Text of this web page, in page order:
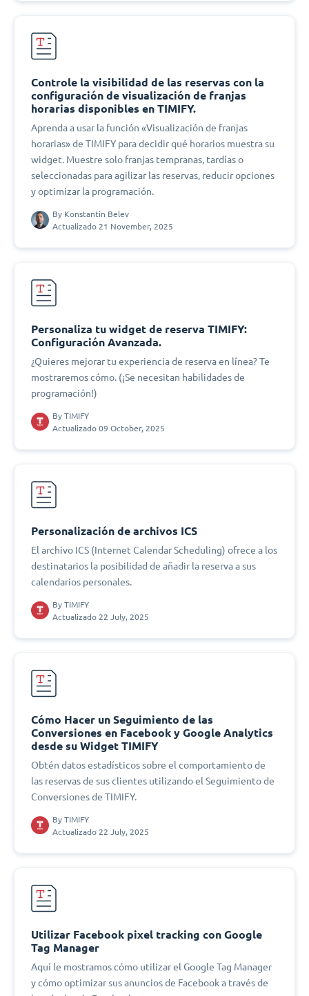
Controle la visibilidad de las reservas con la
configuración de visualización de franjas
horarias disponibles en TIMIFY.
Aprenda a usar la función «Visualización de franjas
horarias» de TIMIFY para decidir qué horarios muestra su
widget. Muestre solo franjas tempranas, tardías o
seleccionadas para agilizar las reservas, reducir opciones
y optimizar la programación.
By Konstantin Belev
Actualizado 21 November, 2025
Personaliza tu widget de reserva TIMIFY:
Configuración Avanzada.
¿Quieres mejorar tu experiencia de reserva en línea? Te
mostraremos cómo. (¡Se necesitan habilidades de
programación!)
By TIMIFY
Actualizado 09 October, 2025
Personalización de archivos ICS
El archivo ICS (Internet Calendar Scheduling) ofrece a los
destinatarios la posibilidad de añadir la reserva a sus
calendarios personales.
By TIMIFY
Actualizado 22 July, 2025
Cómo Hacer un Seguimiento de las
Conversiones en Facebook y Google Analytics
desde su Widget TIMIFY
Obtén datos estadísticos sobre el comportamiento de
las reservas de sus clientes utilizando el Seguimiento de
Conversiones de TIMIFY.
By TIMIFY
Actualizado 22 July, 2025
Utilizar Facebook pixel tracking con Google
Tag Manager
Aquí le mostramos cómo utilizar el Google Tag Manager
y cómo optimizar sus anuncios de Facebook a través de